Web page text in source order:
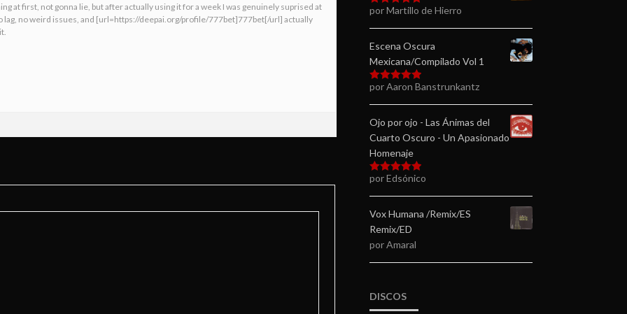
at first, not gonna lie, but after actually using it for a week I was genuinely suprised at
no weird issues, and [url=https://deepai.org/profile/777bet]777bet[/url] actually
Valorado en
por Martillo de Hierro
Escena Oscura
Mexicana/Compilado Vol 1
Valorado en
por Aaron Banstrunkantz
Ojo por ojo - Las Ánimas del
Cuarto Oscuro - Un Apasionado
Homenaje
Valorado en
por Edsónico
Vox Humana /Remix/ES
Remix/ED
por Amaral
DISCOS